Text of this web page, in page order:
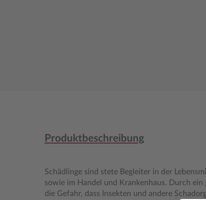
Produktbeschreibung
Schädlinge sind stete Begleiter in der
sowie im Handel und Krankenhaus. Durch ein
die Gefahr, dass Insekten und andere